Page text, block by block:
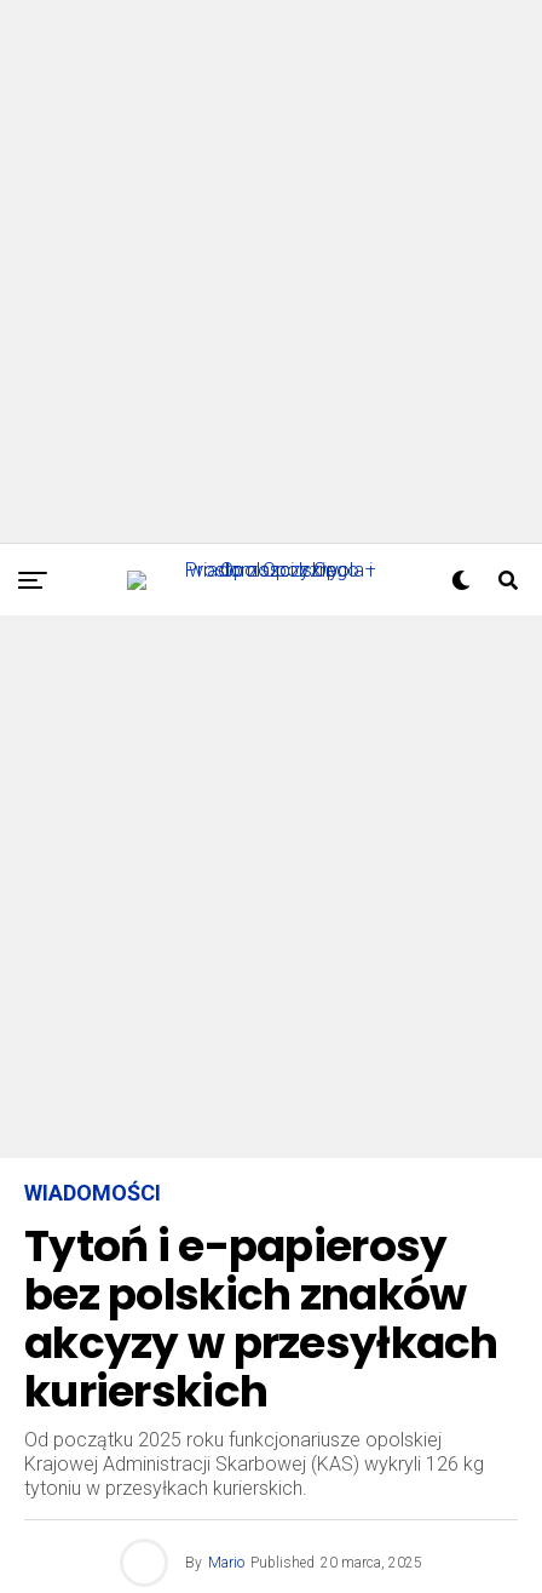
WIADOMOŚCI
Tytoń i e-papierosy
bez polskich znaków
akcyzy w przesyłkach
kurierskich
Od początku 2025 roku funkcjonariusze opolskiej
Krajowej Administracji Skarbowej (KAS) wykryli 126 kg
tytoniu w przesyłkach kurierskich.
By Mario Published 20 marca, 2025